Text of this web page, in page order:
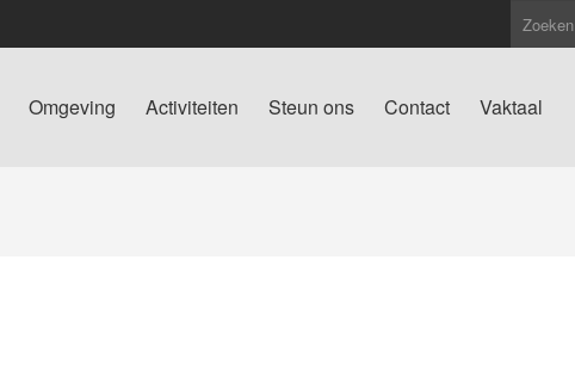
Omgeving Activiteiten Steun ons Contact Vaktaal